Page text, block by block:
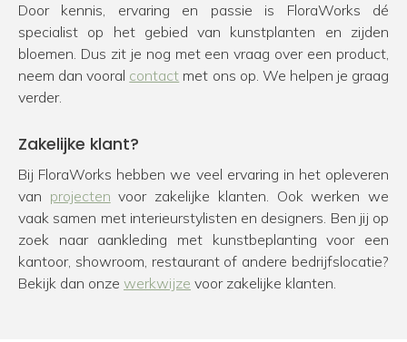
Door kennis, ervaring en passie is FloraWorks dé
specialist op het gebied van kunstplanten en zijden
bloemen. Dus zit je nog met een vraag over een product,
neem dan vooral contact met ons op. We helpen je graag
verder.
Zakelijke klant?
Bij FloraWorks hebben we veel ervaring in het opleveren
van projecten voor zakelijke klanten. Ook werken we
vaak samen met interieurstylisten en designers. Ben jij op
zoek naar aankleding met kunstbeplanting voor een
kantoor, showroom, restaurant of andere bedrijfslocatie?
Bekijk dan onze werkwijze voor zakelijke klanten.